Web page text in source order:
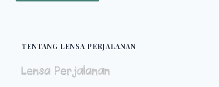
TENTANG LENSA PERJALANAN